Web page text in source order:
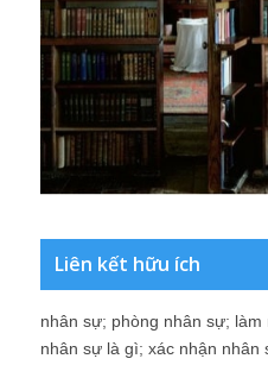
Liên kết hữu ích
nhân sự; phòng nhân sự; làm
nhân sự là gì; xác nhận nhân